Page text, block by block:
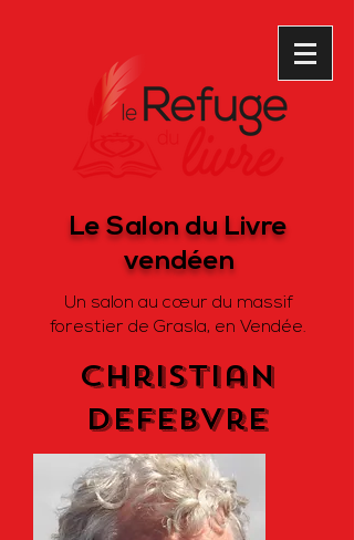
Le Salon du Livre
vendéen
Un salon au cœur du massif
forestier de Grasla, en Vendée.
christian
defebvre